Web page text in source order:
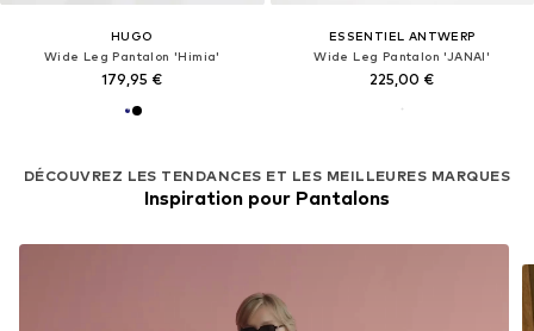
HUGO
Wide Leg Pantalon 'Himia'
179,95 €
ESSENTIEL ANTWERP
Wide Leg Pantalon 'JANAI'
225,00 €
DÉCOUVREZ LES TENDANCES ET LES MEILLEURES MARQUES
Inspiration pour Pantalons